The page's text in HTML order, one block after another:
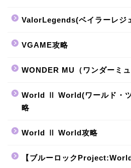
ValorLegends(ベイラーレジ
VGAME攻略
WONDER MU（ワンダーミ
World Ⅱ World(ワールド・
略
World Ⅱ World攻略
【ブルーロック